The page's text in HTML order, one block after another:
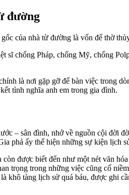
đường
của nhà từ đường là vốn để thờ
sĩ chống Pháp, chống Mỹ, chống
là nơi gặp gỡ để bàn việc trong
tình nghĩa anh em trong gia đình.
– sân đình, nhớ về nguồn cội đời
phả ấy thể hiện những sự kiện
được biết đến như một nét văn
trọng trong những việc cũng cố
khô tàng lịch sử quá báu, được ghi